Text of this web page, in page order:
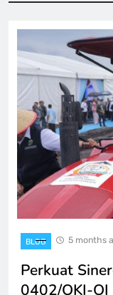
BLOG 5 months
Perkuat
0402/OKI-